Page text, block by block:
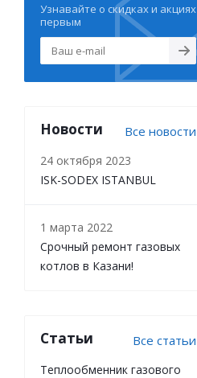
Узнавайте о скидках и акциях
первым
Новости Все новости
24 октября 2023
ISK-SODEX ISTANBUL
1 марта 2022
Срочный ремонт газовых
котлов в Казани!
Статьи Все статьи
Теплообменник газового